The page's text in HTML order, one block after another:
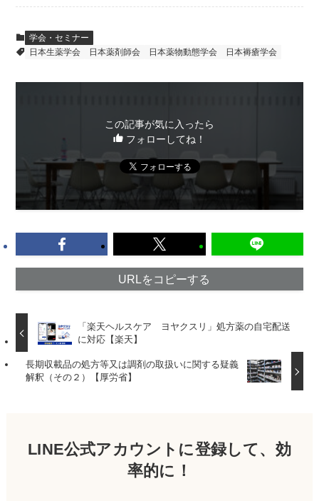
学会・セミナー
日本生薬学会
日本薬剤師会 日本薬物動態学会 日本褥瘡学会
この記事が気に入ったら
フォローしてね！
URLをコピーする
「楽天ヘルスケア ヨヤクスリ」処方薬の自宅配送
に対応【楽天】
長期収載品の処方等又は調剤の取扱いに関する疑義
解釈（その２）【厚労省】
LINE公式アカウントに登録して、効
率的に！